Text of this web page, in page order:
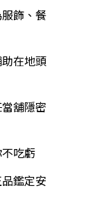
飾、餐
在地頭
舖隱密
吃虧
鑑定安